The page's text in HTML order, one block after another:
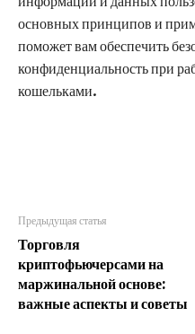
основных принципов и
поможет вам обеспечить
конфиденциальность при
кошельками.
Предыдущая статья
Торговля
криптофьючерсами на
маржинальной основе:
важные аспекты и советы